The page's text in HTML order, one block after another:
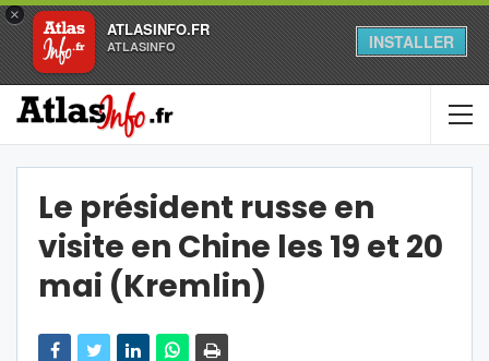
×
ATLASINFO.FR
ATLASINFO INSTALLER
Le président russe en
visite en Chine les 19 et 20
mai (Kremlin)